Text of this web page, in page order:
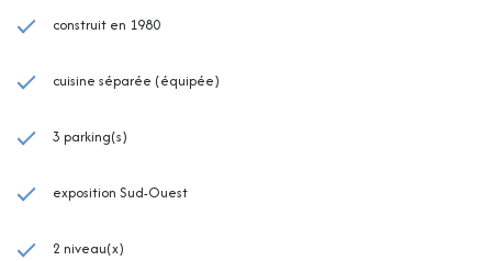
construit en 1980
cuisine séparée (équipée)
3 parking(s)
exposition Sud-Ouest
2 niveau(x)